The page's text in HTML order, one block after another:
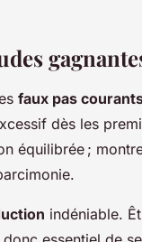
faux pas
dès les
équilibrée ;
indéniable.